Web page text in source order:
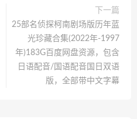
下一篇
25部名侦探柯南剧场版历年蓝
光珍藏合集(2022年-1997
年)183G百度网盘资源，包含
日语配音/国语配音国日双语
版，全部带中文字幕